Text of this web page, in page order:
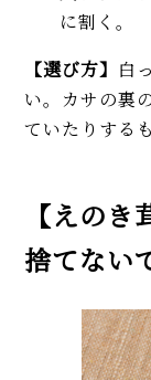
に割く。
【選び方】 白
い。カサの裏
ていたりする
【えの
捨てない